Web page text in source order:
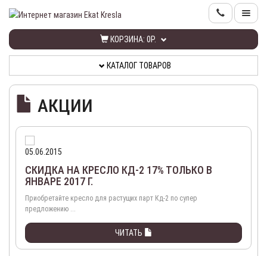
КОРЗИНА: 0Р.
КАТАЛОГ
ТОВАРОВ
ИНФОРМАЦИЯ
КОНТАКТЫ
РАСПРОДАЖА
НОВИНКИ
КАБИНЕТ
КАТАЛОГ ТОВАРОВ
АКЦИИ
05.06.2015
СКИДКА НА КРЕСЛО КД-2 17% ТОЛЬКО В
ЯНВАРЕ 2017 Г.
Приобретайте кресло для растущих парт Кд-2 по супер
предложению ...
ЧИТАТЬ